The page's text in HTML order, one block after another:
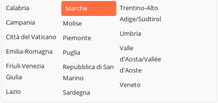
Calabria
Campania
Città del Vaticano
Emilia-Romagna
Friuli-Venezia
Giulia
Lazio
Marche
Molise
Piemonte
Puglia
Repubblica di San
Marino
Sardegna
Trentino-Alto
Adige/Südtirol
Umbria
Valle
d'Aosta/Vallée
d'Aoste
Veneto